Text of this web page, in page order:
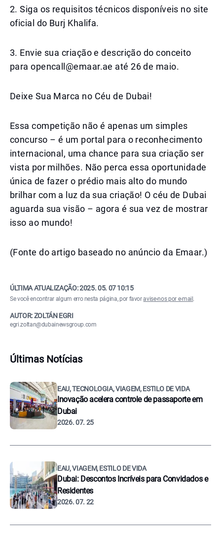
2. Siga os requisitos técnicos disponíveis no site
oficial do Burj Khalifa.
3. Envie sua criação e descrição do conceito
para opencall@emaar.ae até 26 de maio.
Deixe Sua Marca no Céu de Dubai!
Essa competição não é apenas um simples
concurso – é um portal para o reconhecimento
internacional, uma chance para sua criação ser
vista por milhões. Não perca essa oportunidade
única de fazer o prédio mais alto do mundo
brilhar com a luz da sua criação! O céu de Dubai
aguarda sua visão – agora é sua vez de mostrar
isso ao mundo!
(Fonte do artigo baseado no anúncio da Emaar.)
ÚLTIMA ATUALIZAÇÃO:2025. 05. 07 10:15
Se você encontrar algum erro nesta página, por favoravise-nos por e-mail .
AUTOR: ZOLTÁN EGRI
egri.zoltan@dubainewsgroup.com
Últimas Notícias
EAU, TECNOLOGIA, VIAGEM, ESTILO DE VIDA
Inovação acelera controle de passaporte em
Dubai
2026. 07. 25
EAU, VIAGEM, ESTILO DE VIDA
Dubai: Descontos Incríveis para Convidados e
Residentes
2026. 07. 22